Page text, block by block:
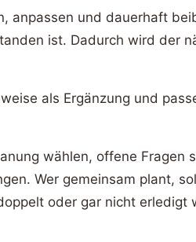
anpassen und dauerhaft
ist. Dadurch wird der
als Ergänzung und
wählen, offene Fragen
Wer gemeinsam plant,
oder gar nicht erledigt